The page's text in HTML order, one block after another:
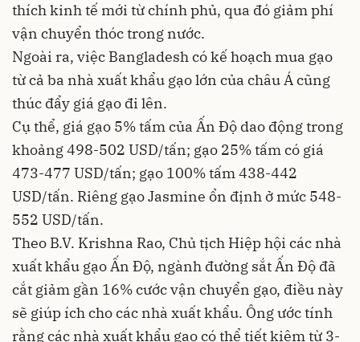
thích kinh tế mới từ chính phủ, qua đó giảm phí
vận chuyển thóc trong nước.
Ngoài ra, việc Bangladesh có kế hoạch mua gạo
từ cả ba nhà xuất khẩu gạo lớn của châu Á cũng
thúc đẩy giá gạo đi lên.
Cụ thể, giá gạo 5% tấm của Ấn Độ dao động trong
khoảng 498-502 USD/tấn; gạo 25% tấm có giá
473-477 USD/tấn; gạo 100% tấm 438-442
USD/tấn. Riêng gạo Jasmine ổn định ở mức 548-
552 USD/tấn.
Theo B.V. Krishna Rao, Chủ tịch Hiệp hội các nhà
xuất khẩu gạo Ấn Độ, ngành đường sắt Ấn Độ đã
cắt giảm gần 16% cước vận chuyển gạo, điều này
sẽ giúp ích cho các nhà xuất khẩu. Ông ước tính
rằng các nhà xuất khẩu gạo có thể tiết kiệm từ 3-